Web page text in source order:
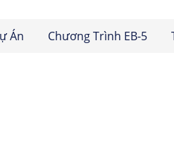
Án Chương Trình EB-5